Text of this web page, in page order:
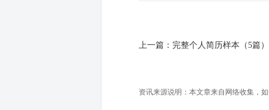
上一篇： 完整个人简历样本（5篇）
资讯来源说明：本文章来自网络收集，